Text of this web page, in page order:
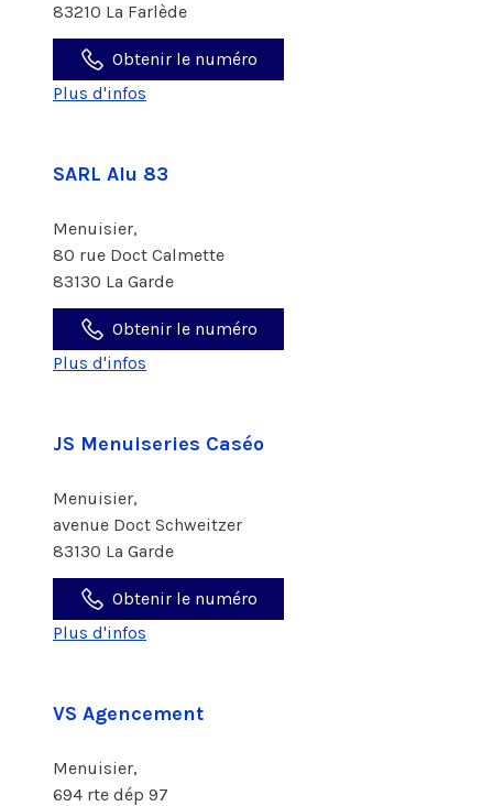
83210 La Farlède
Obtenir le numéro
Plus d'infos
SARL Alu 83
Menuisier,
80 rue Doct Calmette
83130 La Garde
Obtenir le numéro
Plus d'infos
JS Menuiseries Caséo
Menuisier,
avenue Doct Schweitzer
83130 La Garde
Obtenir le numéro
Plus d'infos
VS Agencement
Menuisier,
694 rte dép 97